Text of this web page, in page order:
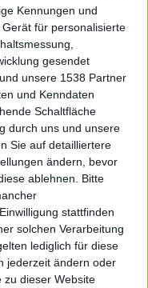
Kennungen und
für personalisierte
gesendet
unsere 1538 Partner
und Kenndaten
Schaltfläche
durch uns und unsere
Sie auf detailliertere
ändern, bevor
ablehnen.
Bitte
stattfinden
solchen Verarbeitung
lediglich für diese
jederzeit ändern oder
zu dieser Website
Songs. In
UNLEASH
BRIDGE, vor
von
Gitarrenarbeit.
ganz neue
Band aber auch ein
Qualitäten auf,
wie auf „Apex“
für neue Ansätze,
Klänge. Dabei
nicht mehr um